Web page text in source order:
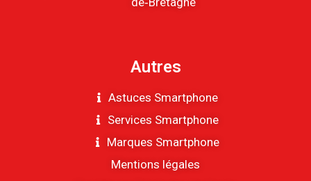
Autres
Astuces Smartphone
Services Smartphone
Marques Smartphone
Mentions légales